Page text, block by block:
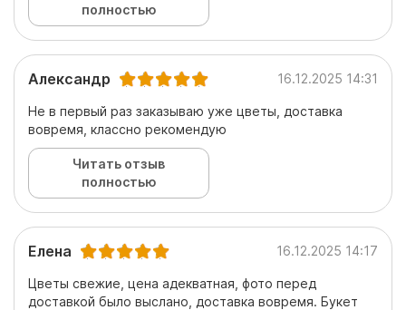
полностью
Александр 16.12.2025 14:31
Не в первый раз заказываю уже цветы, доставка
вовремя, классно рекомендую
Читать отзыв
полностью
Елена 16.12.2025 14:17
Цветы свежие, цена адекватная, фото перед
доставкой было выслано, доставка вовремя. Букет